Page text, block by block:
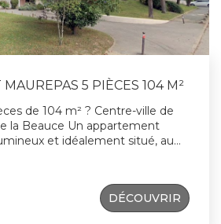
5 PIÈCES 104 M²
de 104 m² ? Centre-ville de
Un appartement
et idéalement situé, au
centre-ville de Maurepas,
de 104 m², offrant de
une distribution fonctionnelle et
DÉCOUVRIR